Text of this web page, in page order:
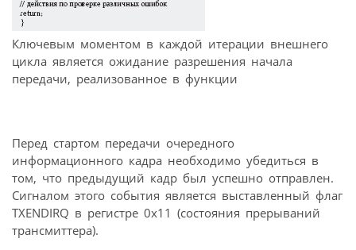
Ключевым моментом в каждой итерации внешнего
цикла является ожидание разрешения начала
передачи, реализованное в функции
Перед стартом передачи очередного
информационного кадра необходимо убедиться в
том, что предыдущий кадр был успешно отправлен.
Сигналом этого события является выставленный флаг
TXENDIRQ в регистре 0x11 (состояния прерываний
трансмиттера).